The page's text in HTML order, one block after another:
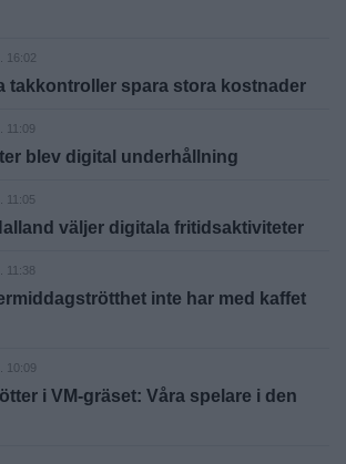
16:02
takkontroller spara stora kostnader
11:09
blev digital underhållning
11:05
väljer digitala fritidsaktiviteter
11:38
inte har med kaffet
10:09
i VM-gräset: Våra spelare i den